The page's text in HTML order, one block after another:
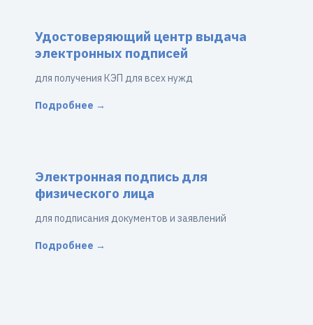
Удостоверяющий центр выдача
электронных подписей
для получения КЭП для всех нужд
Подробнее →
Электронная подпись для
физического лица
для подписания документов и заявлений
Подробнее →